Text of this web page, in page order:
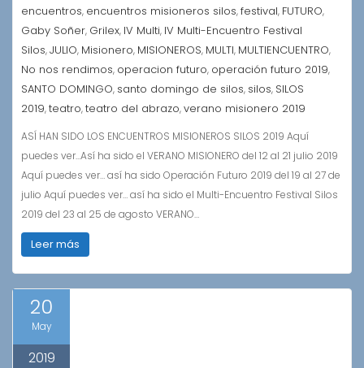
encuentros, encuentros misioneros silos,festival, FUTURO,
Gaby Soñer, Grilex, IV Multi, IV Multi-Encuentro Festival
Silos,JULIO, Misionero, MISIONEROS, MULTI, MULTIENCUENTRO,
No nos rendimos, operacion futuro, operación futuro 2019,
SANTO DOMINGO, santo domingo de silos, silos, SILOS
2019,teatro,teatro del abrazo,verano misionero 2019
ASÍ HAN SIDO LOS ENCUENTROS MISIONEROS SILOS 2019 Aquí
puedes ver…Así ha sido el VERANO MISIONERO del 12 al 21 julio 2019
Aquí puedes ver… así ha sido Operación Futuro 2019 del 19 al 27 de
julio Aquí puedes ver… así ha sido el Multi-Encuentro Festival Silos
2019 del 23 al 25 de agosto VERANO…
Leer más
20
May
2019